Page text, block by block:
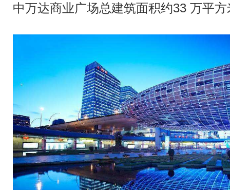
中万达商业广场总建筑面积约33 万平方